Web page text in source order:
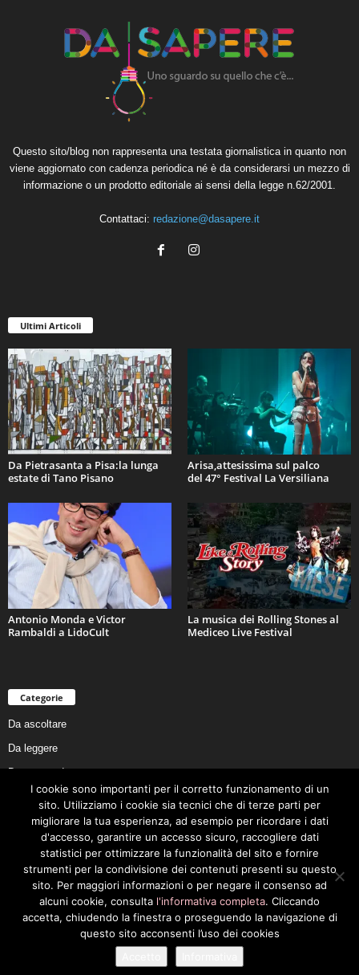
Questo sito/blog non rappresenta una testata giornalistica in quanto non
viene aggiornato con cadenza periodica né è da considerarsi un mezzo di
informazione o un prodotto editoriale ai sensi della legge n.62/2001.
Contattaci: redazione@dasapere.it
Ultimi Articoli
Da Pietrasanta a Pisa:la lunga
estate di Tano Pisano
Arisa,attesissima sul palco
del 47° Festival La Versiliana
Antonio Monda e Victor
Rambaldi a LidoCult
La musica dei Rolling Stones al
Mediceo Live Festival
Categorie
Da ascoltare
Da leggere
Da non perdere
Da conoscere
Da preservare
Da vivere
Cookie Policy
Privacy Policy
Cookie Policy
© 2026
I cookie sono importanti per il corretto funzionamento di un
sito. Utilizziamo i cookie sia tecnici che di terze parti per
migliorare la tua esperienza, ad esempio per ricordare i dati
d'accesso, garantire un accesso sicuro, raccogliere dati
statistici per ottimizzare la funzionalità del sito e fornire
strumenti per la condivisione dei contenuti presenti su questo
sito. Per maggiori informazioni o per negare il consenso ad
alcuni cookie, consulta l'informativa completa. Cliccando
accetta, chiudendo la finestra o proseguendo la navigazione di
questo sito acconsenti l’uso dei cookies